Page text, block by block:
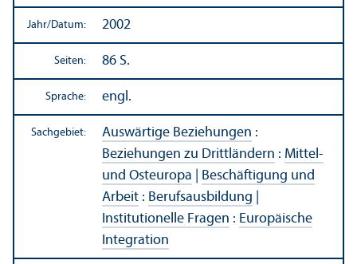
Jahr/Datum: 2002
Seiten: 86 S.
Sprache: engl.
Sachgebiet: Auswärtige Beziehungen :
Beziehungen zu Drittländern : Mittel-
und Osteuropa
Beschäftigung und
Arbeit : Berufsausbildung
Institutionelle Fragen : Europäische
Integration